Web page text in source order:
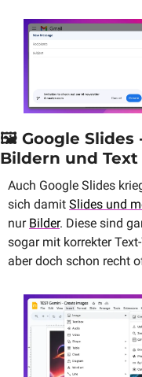
🖼️ Google
Bildern und Text
Auch Google Slides
sich damit Slides und
nur Bilder. Diese sind
sogar mit korrekter
aber doch schon recht